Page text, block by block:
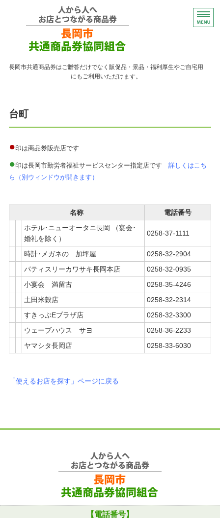
コンパクトなプレゼン
長岡市共通商品券はご贈答だけでなく販促品・景品・福利厚生やご自宅用
にもご利用いただけます。
よくある質問
台町
●印は商品券販売店です
●印は長岡市勤労者福祉サービスセンター指定店です 詳しくはこち
ら（別ウィンドウが開きます）
名称
電話番号
ホテル･ニューオータニ長岡 （宴会･
婚礼を除く）
0258-37-1111
時計･メガネの 加坪屋
0258-32-2904
パティスリーカワサキ長岡本店
0258-32-0935
小宴会 満留古
0258-35-4246
土田米穀店
0258-32-2314
すきっぷEプラザ店
0258-32-3300
ウェーブハウス サヨ
0258-36-2233
ヤマシタ長岡店
0258-33-6030
「使えるお店を探す」ページに戻る
【電話番号】